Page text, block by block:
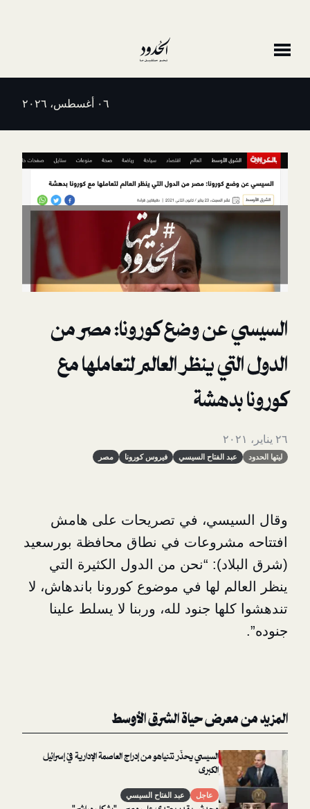
عن وضع كورونا: مصر من
ينظر العالم لتعاملها مع
الفتاح السيسي فيروس كورونا مصر
، في تصريحات على هامش
في نطاق محافظة بورسعيد
“نحن من الدول الكثيرة التي
لها في موضوع كورونا باندهاش، لا
جنود لله، وربنا لا يسلط علينا
حياة الشرق الأوسط
السيسي يحذّر نتنياهو من إدراج العاصمة الإدارية في إسرائيل
الكبرى
عاجل عبد الفتاح السيسي